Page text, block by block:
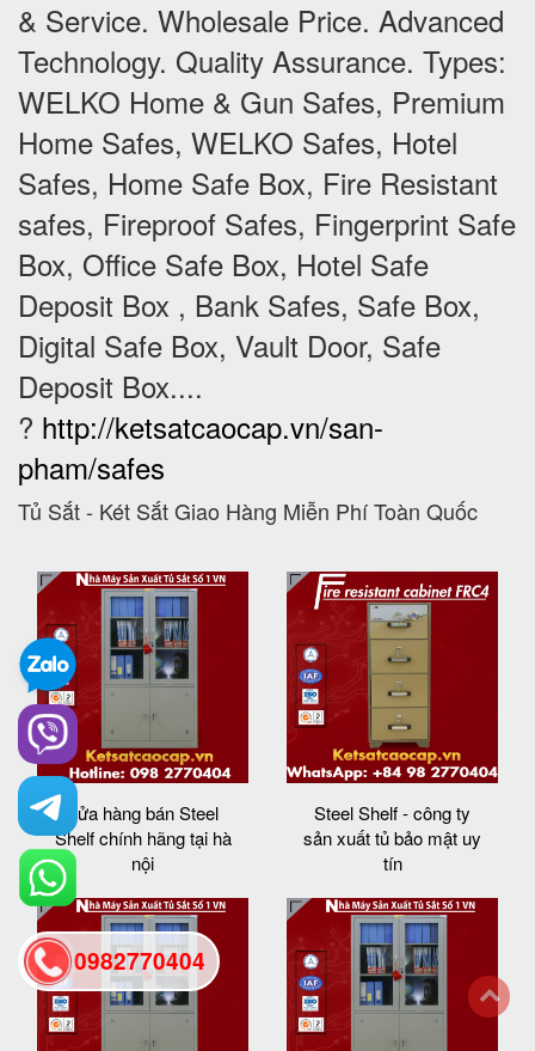
& Service. Wholesale Price. Advanced
Technology. Quality Assurance. Types:
WELKO Home & Gun Safes, Premium
Home Safes, WELKO Safes, Hotel
Safes, Home Safe Box, Fire Resistant
safes, Fireproof Safes, Fingerprint Safe
Box, Office Safe Box, Hotel Safe
Deposit Box , Bank Safes, Safe Box,
Digital Safe Box, Vault Door, Safe
Deposit Box....
? http://ketsatcaocap.vn/san-
pham/safes
Tủ Sắt - Két Sắt Giao Hàng Miễn Phí Toàn Quốc
cửa hàng bán Steel
Shelf chính hãng tại hà
nội
Steel Shelf - công ty
sản xuất tủ bảo mật uy
tín
0982770404